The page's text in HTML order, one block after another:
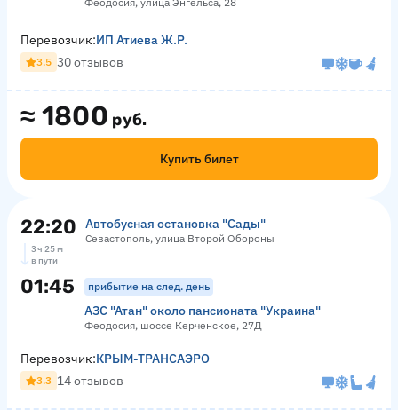
≈ 1800 руб.
Купить билет
Перевозчик:ИП Атиева Ж.Р.
3.5 30 отзывов
22:20 Автобусная остановка "Сады"
Севастополь, улица Второй Обороны
3 ч 25 м
в пути
01:45 прибытие на след. день
АЗС "Атан" около пансионата "Украина"
Феодосия, шоссе Керченское, 27Д
Перевозчик:КРЫМ-ТРАНСАЭРО
3.3 14 отзывов